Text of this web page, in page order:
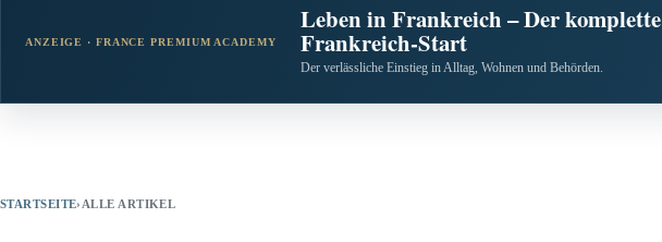
ANZEIGE · FRANCE PREMIUM ACADEMY
Leben in Frankreich – Der komplette
Frankreich-Start
Der verlässliche Einstieg in Alltag, Wohnen und Behörden.
STARTSEITE› ALLE ARTIKEL